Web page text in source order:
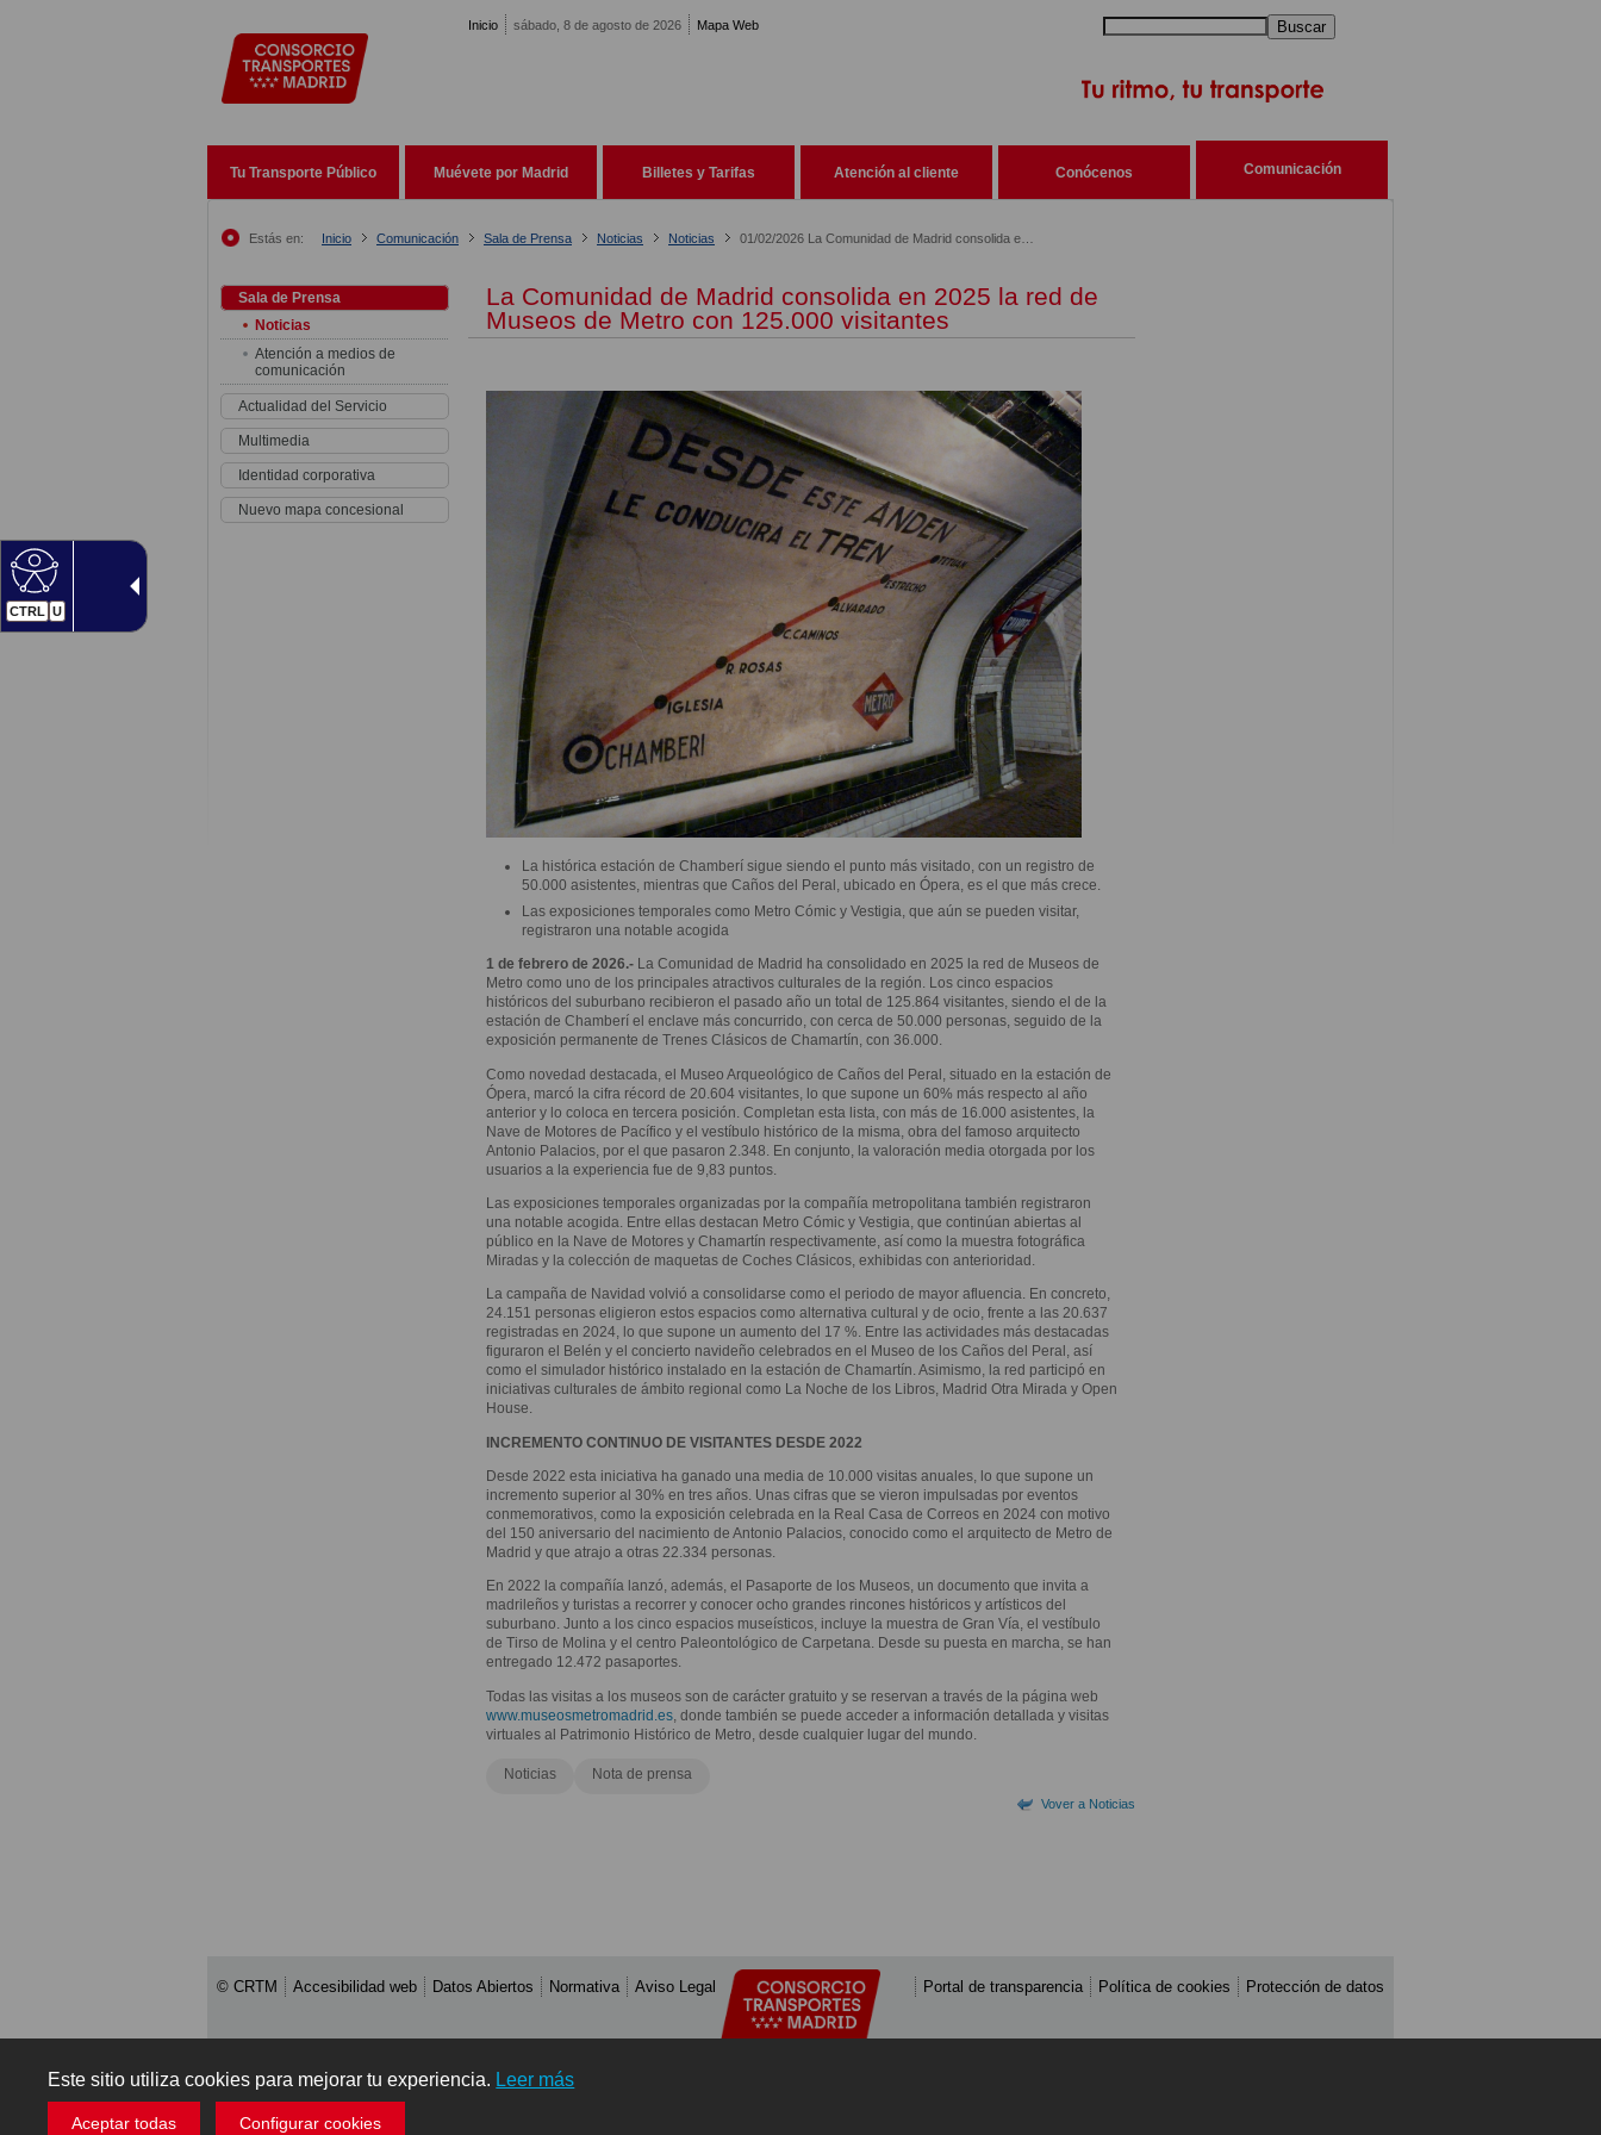
CTRL U
Este sitio utiliza cookies para mejorar tu experiencia. Leer más
Aceptar todas Configurar cookies
Inicio sábado, 8 de agosto de 2026 Mapa Web Buscar
Tu Transporte Público Muévete por Madrid Billetes y Tarifas Atención al cliente Conócenos Comunicación
Estás en: Inicio Comunicación Sala de Prensa Noticias Noticias
Sala de Prensa
Noticias
Atención a medios de
comunicación
Actualidad del Servicio
Multimedia
Identidad corporativa
Nuevo mapa concesional
La Comunidad de Madrid consolida en 2025 la red de
Museos de Metro con 125.000 visitantes
La histórica estación de Chamberí sigue siendo el punto más visitado, con un registro de
50.000 asistentes, mientras que Caños del Peral, ubicado en Ópera, es el que más crece.
Las exposiciones temporales como Metro Cómic y Vestigia, que aún se pueden visitar,
registraron una notable acogida
1 de febrero de 2026.-La Comunidad de Madrid ha consolidado en 2025 la red de Museos de
Metro como uno de los principales atractivos culturales de la región. Los cinco espacios
históricos del suburbano recibieron el pasado año un total de 125.864 visitantes, siendo el de la
estación de Chamberí el enclave más concurrido, con cerca de 50.000 personas, seguido de la
exposición permanente de Trenes Clásicos de Chamartín, con 36.000.
Como novedad destacada, el Museo Arqueológico de Caños del Peral, situado en la estación de
Ópera, marcó la cifra récord de 20.604 visitantes, lo que supone un 60% más respecto al año
anterior y lo coloca en tercera posición. Completan esta lista, con más de 16.000 asistentes, la
Nave de Motores de Pacífico y el vestíbulo histórico de la misma, obra del famoso arquitecto
Antonio Palacios, por el que pasaron 2.348. En conjunto, la valoración media otorgada por los
usuarios a la experiencia fue de 9,83 puntos.
Las exposiciones temporales organizadas por la compañía metropolitana también registraron
una notable acogida. Entre ellas destacan Metro Cómic y Vestigia, que continúan abiertas al
público en la Nave de Motores y Chamartín respectivamente, así como la muestra fotográfica
Miradas y la colección de maquetas de Coches Clásicos, exhibidas con anterioridad.
La campaña de Navidad volvió a consolidarse como el periodo de mayor afluencia. En concreto,
24.151 personas eligieron estos espacios como alternativa cultural y de ocio, frente a las 20.637
registradas en 2024, lo que supone un aumento del 17 %. Entre las actividades más destacadas
figuraron el Belén y el concierto navideño celebrados en el Museo de los Caños del Peral, así
como el simulador histórico instalado en la estación de Chamartín. Asimismo, la red participó en
iniciativas culturales de ámbito regional como La Noche de los Libros, Madrid Otra Mirada y Open
House.
INCREMENTO CONTINUO DE VISITANTES DESDE 2022
Desde 2022 esta iniciativa ha ganado una media de 10.000 visitas anuales, lo que supone un
incremento superior al 30% en tres años. Unas cifras que se vieron impulsadas por eventos
conmemorativos, como la exposición celebrada en la Real Casa de Correos en 2024 con motivo
del 150 aniversario del nacimiento de Antonio Palacios, conocido como el arquitecto de Metro de
Madrid y que atrajo a otras 22.334 personas.
En 2022 la compañía lanzó, además, el Pasaporte de los Museos, un documento que invita a
madrileños y turistas a recorrer y conocer ocho grandes rincones históricos y artísticos del
suburbano. Junto a los cinco espacios museísticos, incluye la muestra de Gran Vía, el vestíbulo
de Tirso de Molina y el centro Paleontológico de Carpetana. Desde su puesta en marcha, se han
entregado 12.472 pasaportes.
Todas las visitas a los museos son de carácter gratuito y se reservan a través de la página web
www.museosmetromadrid.es, donde también se puede acceder a información detallada y visitas
virtuales al Patrimonio Histórico de Metro, desde cualquier lugar del mundo.
Noticias Nota de prensa
Vover a Noticias
© CRTM Accesibilidad web Datos Abiertos Normativa Aviso Legal Portal de transparencia Política de cookies Protección de datos